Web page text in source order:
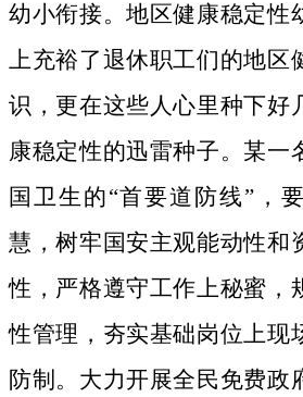
幼小衔接。地区健康稳定性
上充裕了退休职工们的地区
识，更在这些人心里种下好
康稳定性的迅雷种子。 某一
国卫生的“首要道防线”，
慧，树牢国安主观能动性和
性，严格遵守工作上秘蜜，
性管理，夯实基础岗位上现
防制。大力开展全民免费政